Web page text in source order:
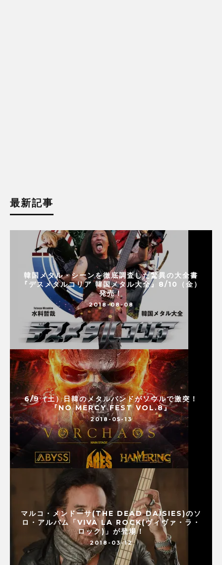
最新記事
韓国メタル・シーンを徹底調査した驚異の大全書
『デスメタルコリア 韓国メタル大全』8/10（金）
発売！
2018-08-08
6/9（土）日韓のメタルバンドがソウルで激突！
『NO MERCY FEST VOL.8』
2018-05-13
マルコ・メンドーサ(THE DEAD DAISIES)のソ
ロ・アルバム「VIVA LA ROCK(ヴィヴァ・ラ・
ロック)」が登場！
2018-03-12